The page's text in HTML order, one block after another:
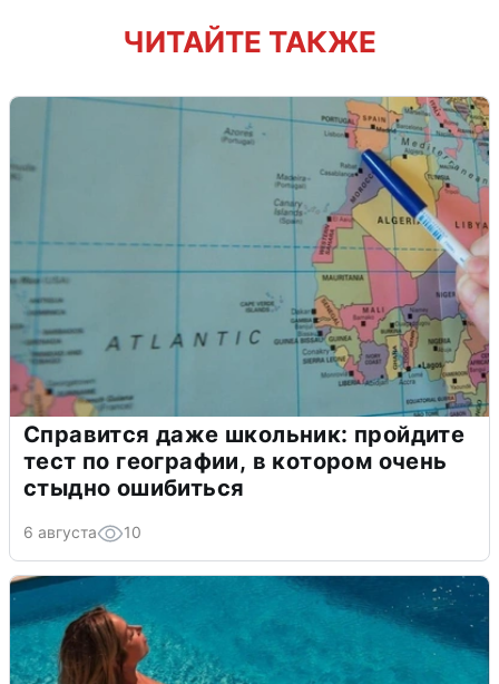
ЧИТАЙТЕ ТАКЖЕ
Справится даже школьник: пройдите
тест по географии, в котором очень
стыдно ошибиться
6 августа 10